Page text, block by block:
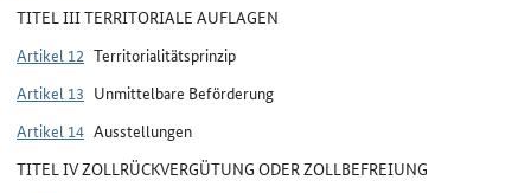
TITEL III TERRITORIALE AUFLAGEN
Artikel 12 Territorialitätsprinzip
Artikel 13 Unmittelbare Beförderung
Artikel 14 Ausstellungen
TITEL IV ZOLLRÜCKVERGÜTUNG ODER ZOLLBEFREIUNG